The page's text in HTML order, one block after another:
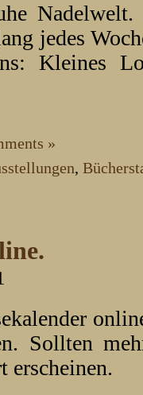
jedes
Kleines
»
,
Sollten
erscheinen.